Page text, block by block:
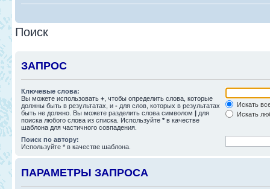
Поиск
ЗАПРОС
Ключевые слова:
Вы можете использовать + , чтобы определить слова, которые
должны быть в результатах, и - для слов, которых в результатах
быть не должно. Вы можете разделить слова символом | для
поиска любого слова из списка. Используйте * в качестве
шаблона для частичного совпадения.
Искать
Искать
Поиск по автору:
Используйте * в качестве шаблона.
ПАРАМЕТРЫ ЗАПРОСА